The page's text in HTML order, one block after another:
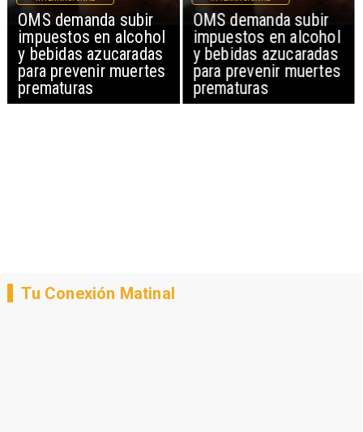
OMS demanda subir
impuestos en alcohol
y bebidas azucaradas
para prevenir muertes
prematuras
OMS demanda subir
impuestos en alcohol
y bebidas azucaradas
para prevenir muertes
prematuras
Tu Conexión Matinal